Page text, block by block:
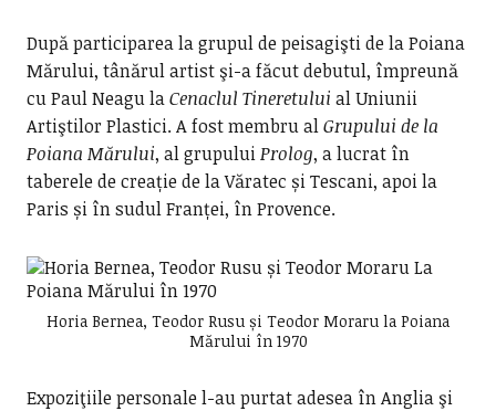
După participarea la grupul de peisagişti de la Poiana
Mărului, tânărul artist şi-a făcut debutul, împreună
cu Paul Neagu laCenaclul Tineretului al Uniunii
Artiştilor Plastici. A fost membru alGrupului de la
Poiana Mărului, al grupuluiProlog, a lucrat în
taberele de creație de la Văratec și Tescani, apoi la
Paris și în sudul Franței, în Provence.
Horia Bernea, Teodor Rusu și Teodor Moraru la Poiana
Mărului în 1970
Expoziţiile personale l-au purtat adesea în Anglia şi